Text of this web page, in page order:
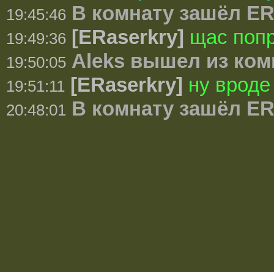
19:45:46 В комнату зашёл
19:49:36 [ERaserkry] щас
19:50:05 Aleks вышел из
19:51:11 [ERaserkry] ну
20:48:01 В комнату зашёл